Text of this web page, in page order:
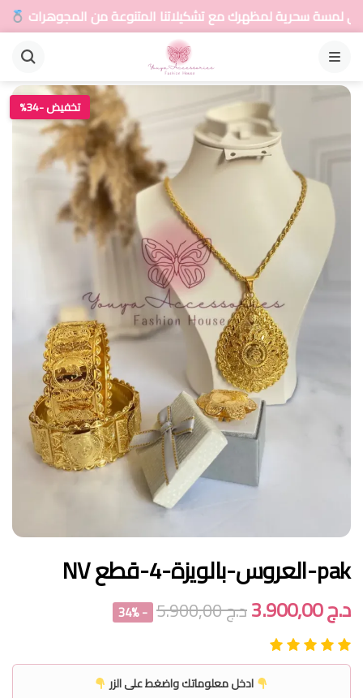
مع تشكيلاتنا المتنوعة من المجوهرات أضيفي
القائمة
تخفيض -34%
pak-العروس-بالويزة-4-قطع NV
د.ج3.900,00 د.ج5.900,00
- 34%
ادخل معلوماتك واضغط على الزر